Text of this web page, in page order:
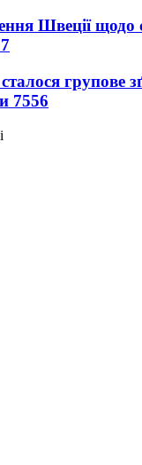
Швеції щодо
групове
7556